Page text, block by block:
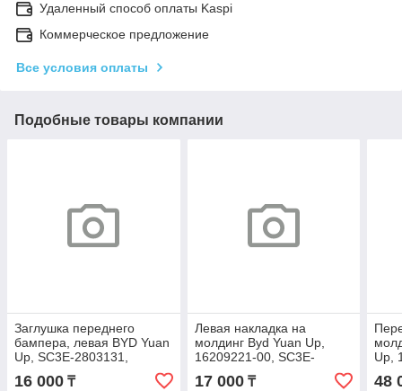
Удаленный способ оплаты Kaspi
Коммерческое предложение
Все условия оплаты
Подобные товары компании
Заглушка переднего
бампера, левая BYD Yuan
Up, SC3E-2803131,
16 000 ₸
Левая накладка на
молдинг Byd Yuan Up,
16209221-00, SC3E-
17 000₸
Up,
48